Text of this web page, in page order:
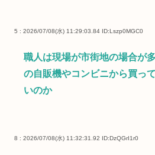
5 : 2026/07/08(水) 11:29:03.84 ID:Lszp0MGC0
職人は現場が市街地の場合が
の自販機やコンビニから買っ
いのか
8 : 2026/07/08(水) 11:32:31.92 ID:DzQGrI1r0